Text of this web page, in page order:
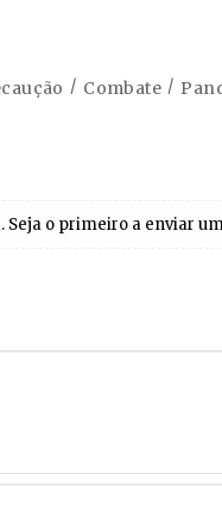
Combate
o primeiro a enviar